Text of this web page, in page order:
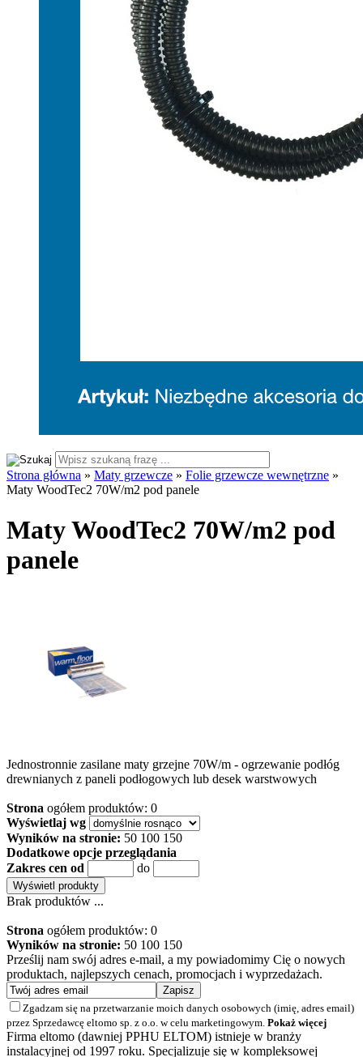
Strona główna » Maty grzewcze » Folie grzewcze wewnętrzne »
Maty WoodTec2 70W/m2 pod panele
Maty WoodTec2 70W/m2 pod
panele
Jednostronnie zasilane maty grzejne 70W/m - ogrzewanie podłóg
drewnianych z paneli podłogowych lub desek warstwowych
Strona ogółem produktów: 0
Wyświetlaj wg
Wyników na stronie: 50 100 150
Dodatkowe opcje przeglądania
Zakres cen od
do
Brak produktów ...
Strona ogółem produktów: 0
Wyników na stronie: 50 100 150
Prześlij nam swój adres e-mail, a my powiadomimy Cię o nowych
produktach, najlepszych cenach, promocjach i wyprzedażach.
Zgadzam się na przetwarzanie moich danych osobowych (imię, adres email)
przez Sprzedawcę eltomo sp. z o.o. w celu marketingowym. Pokaż więcej
Firma eltomo (dawniej PPHU ELTOM) istnieje w branży
instalacyjnej od 1997 roku. Specjalizuje się w kompleksowej